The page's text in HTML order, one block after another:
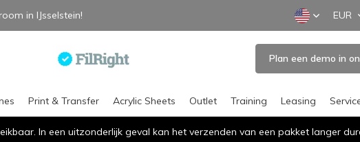
in IJsselstein! EUR
Plan een demo in
Print & Transfer Acrylic Sheets Outlet Training Leasing
In een uitzonderlijk geval kan het verzenden van een pakket langer